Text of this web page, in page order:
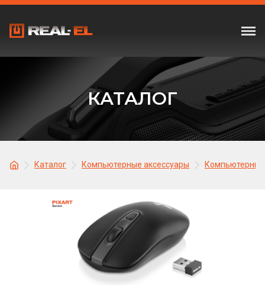
КАТАЛОГ
Каталог Компьютерные аксессуары